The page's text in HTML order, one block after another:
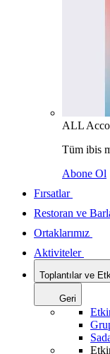
ALL
Tüm ibis
Abone Ol
Fırsatlar
Restoran ve
Ortaklarımız
Aktiviteler
Toplantılar ve
Geri